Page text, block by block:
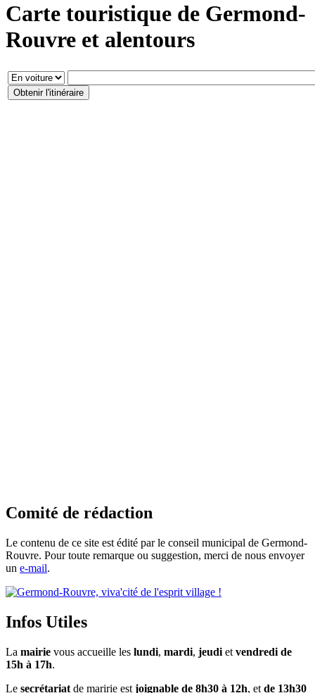
Carte touristique de Germond-
Rouvre et alentours
Obtenir l'itinéraire
Comité de rédaction
Le contenu de ce site est édité par le conseil municipal de Germond-
Rouvre. Pour toute remarque ou suggestion, merci de nous envoyer
un e-mail.
Infos Utiles
La mairie vous accueille les lundi, mardi, jeudi et vendredi de
15h à 17h.
Le secrétariat de maririe est joignable de 8h30 à 12h, et de 13h30